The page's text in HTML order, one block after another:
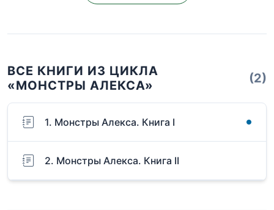
ВСЕ КНИГИ ИЗ ЦИКЛА
«МОНСТРЫ АЛЕКСА»
(2)
1. Монстры Алекса. Книга I
2. Монстры Алекса. Книга II